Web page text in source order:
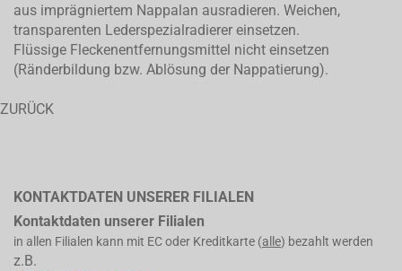
aus imprägniertem Nappalan ausradieren. Weichen,
transparenten Lederspezialradierer einsetzen.
Flüssige Fleckenentfernungsmittel nicht einsetzen
(Ränderbildung bzw. Ablösung der Nappatierung).
ZURÜCK
KONTAKTDATEN UNSERER FILIALEN
Kontaktdaten unserer Filialen
in allen Filialen kann mit EC oder Kreditkarte (alle) bezahlt werden
z.B.